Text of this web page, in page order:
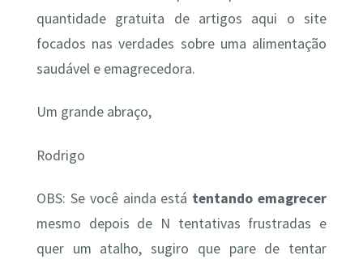
quantidade gratuita de artigos aqui o site
focados nas verdades sobre uma alimentação
saudável e emagrecedora.
Um grande abraço,
Rodrigo
OBS: Se você ainda está tentando emagrecer
mesmo depois de N tentativas frustradas e
quer um atalho, sugiro que pare de tentar